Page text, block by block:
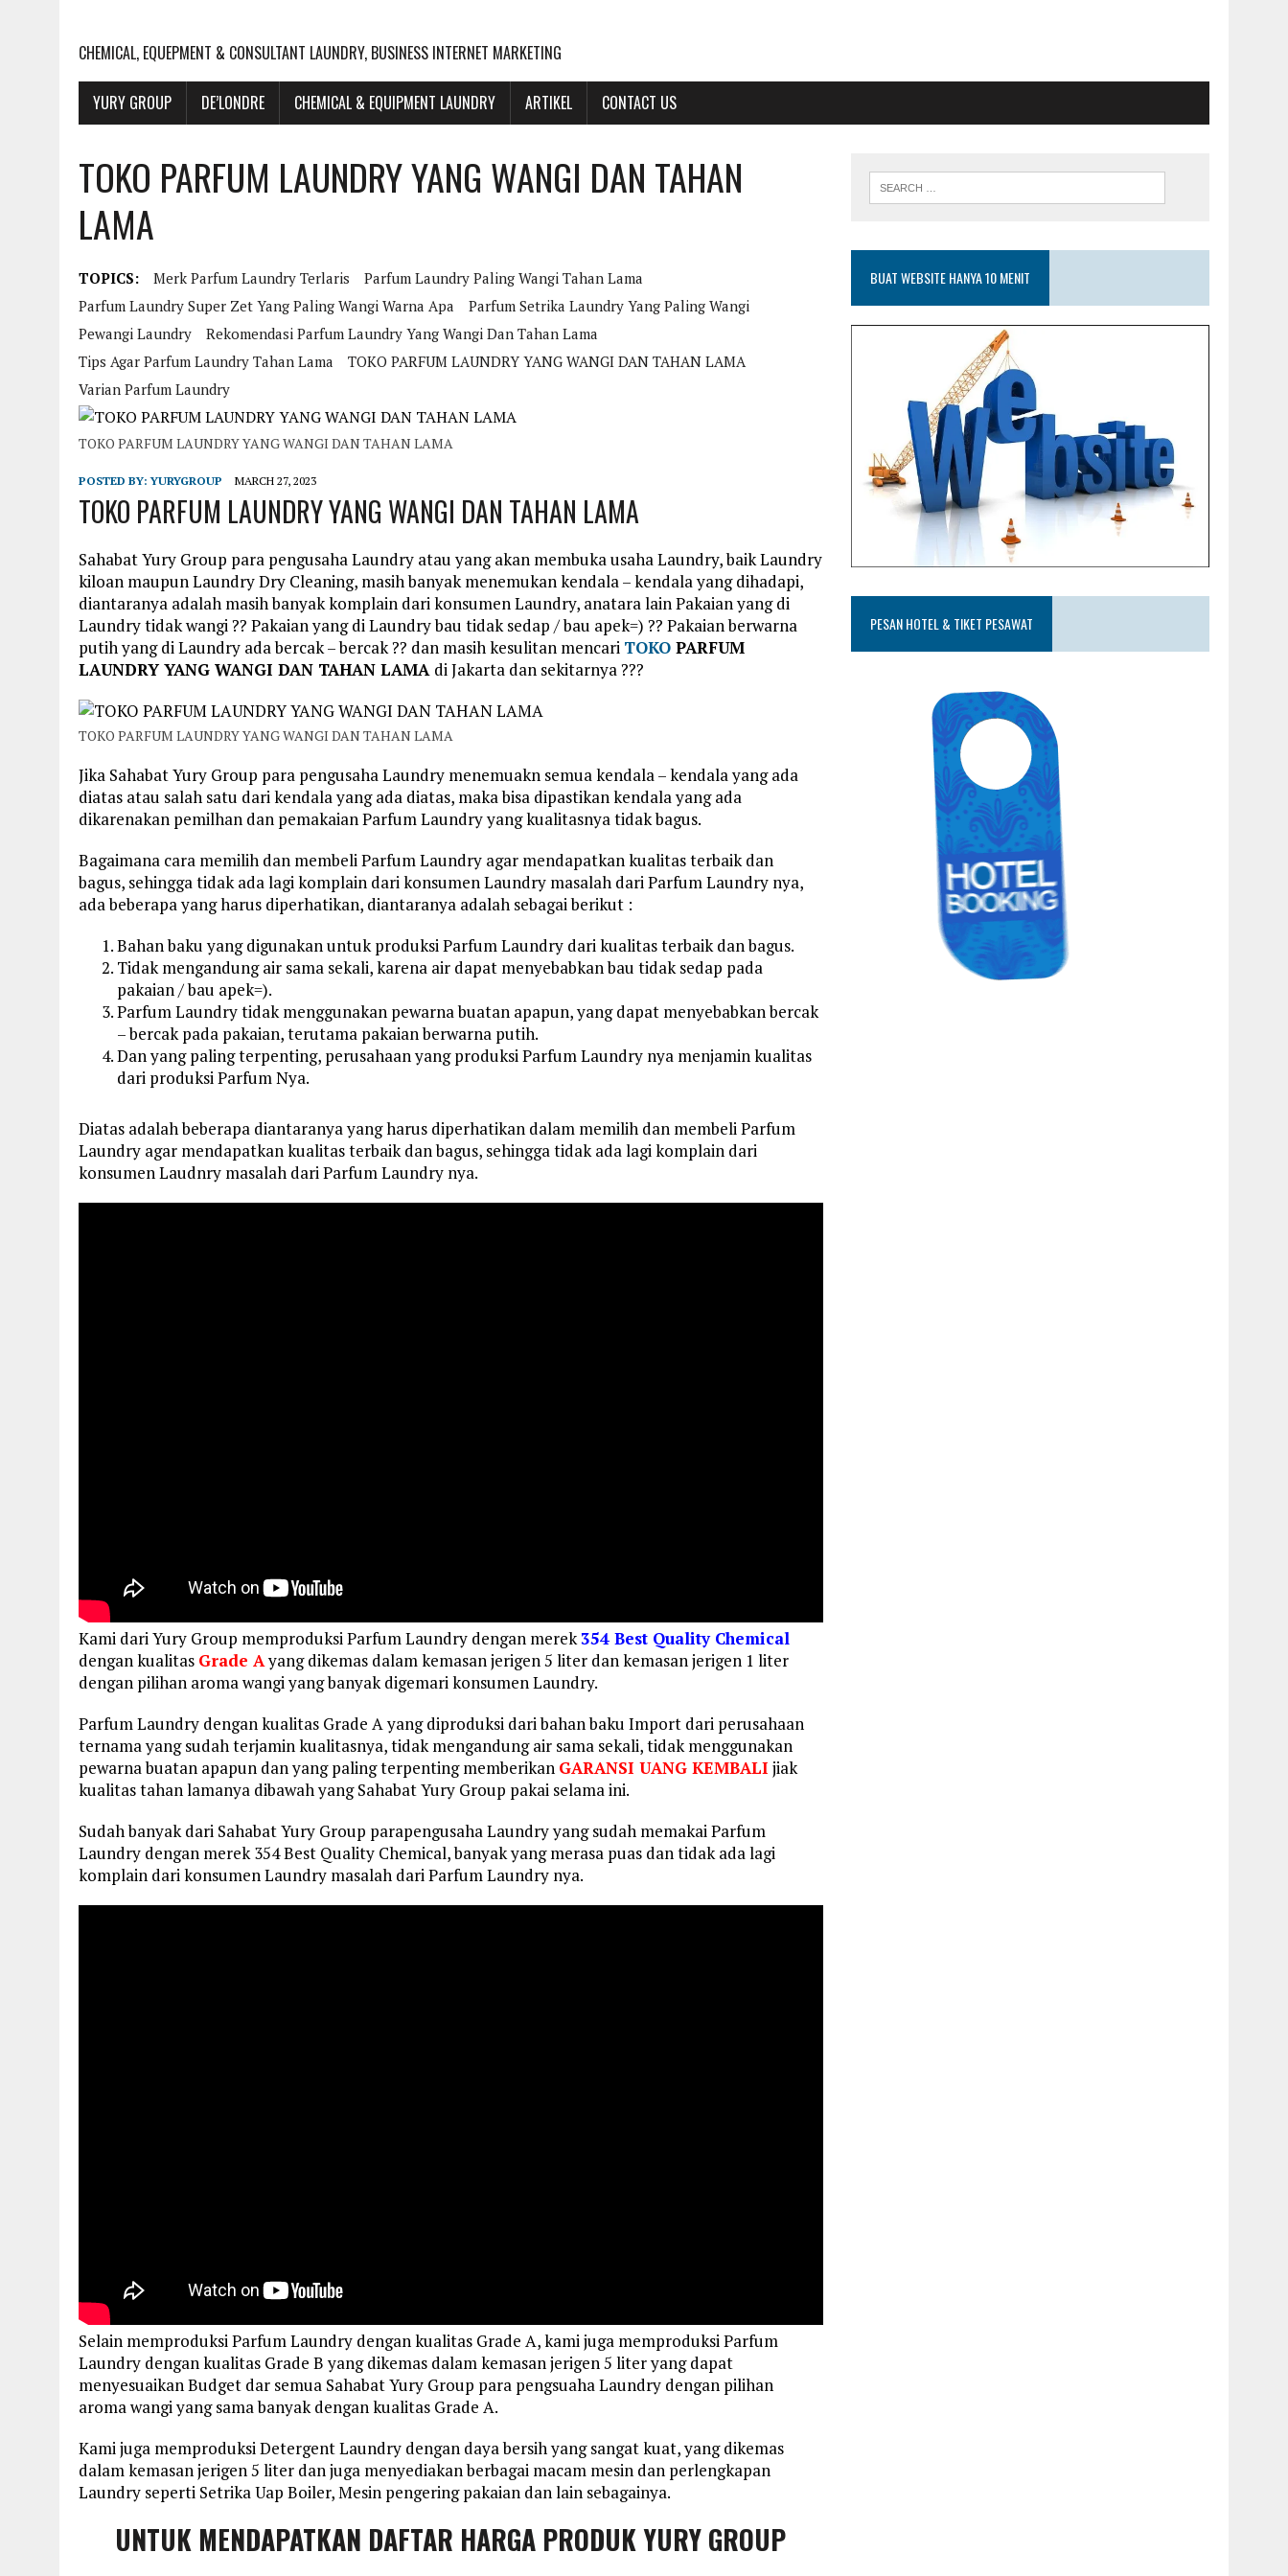
CHEMICAL, EQUEPMENT & CONSULTANT LAUNDRY, BUSINESS INTERNET MARKETING
YURY GROUP DE’LONDRE CHEMICAL & EQUIPMENT LAUNDRY ARTIKEL CONTACT US
TOKO PARFUM LAUNDRY YANG WANGI DAN TAHAN
LAMA
TOPICS: Merk Parfum Laundry Terlaris
Parfum Laundry Paling Wangi Tahan Lama
Parfum Laundry Super Zet Yang Paling Wangi Warna Apa
Parfum Setrika Laundry Yang Paling Wangi
Pewangi Laundry
Rekomendasi Parfum Laundry Yang Wangi Dan Tahan Lama
Tips Agar Parfum Laundry Tahan Lama
TOKO PARFUM LAUNDRY YANG WANGI DAN TAHAN LAMA
Varian Parfum Laundry
TOKO PARFUM LAUNDRY YANG WANGI DAN TAHAN LAMA
POSTED BY:YURYGROUP MARCH 27, 2023
TOKO PARFUM LAUNDRY YANG WANGI DAN TAHAN LAMA
Sahabat Yury Group para pengusaha Laundry atau yang akan membuka usaha Laundry, baik Laundry
kiloan maupun Laundry Dry Cleaning, masih banyak menemukan kendala – kendala yang dihadapi,
diantaranya adalah masih banyak komplain dari konsumen Laundry, anatara lain Pakaian yang di
Laundry tidak wangi ?? Pakaian yang di Laundry bau tidak sedap / bau apek=) ?? Pakaian berwarna
putih yang di Laundry ada bercak – bercak ?? dan masih kesulitan mencari TOKO PARFUM
LAUNDRY YANG WANGI DAN TAHAN LAMA di Jakarta dan sekitarnya ???
TOKO PARFUM LAUNDRY YANG WANGI DAN TAHAN LAMA
Jika Sahabat Yury Group para pengusaha Laundry menemuakn semua kendala – kendala yang ada
diatas atau salah satu dari kendala yang ada diatas, maka bisa dipastikan kendala yang ada
dikarenakan pemilhan dan pemakaian Parfum Laundry yang kualitasnya tidak bagus.
Bagaimana cara memilih dan membeli Parfum Laundry agar mendapatkan kualitas terbaik dan
bagus, sehingga tidak ada lagi komplain dari konsumen Laundry masalah dari Parfum Laundry nya,
ada beberapa yang harus diperhatikan, diantaranya adalah sebagai berikut :
Bahan baku yang digunakan untuk produksi Parfum Laundry dari kualitas terbaik dan bagus.
Tidak mengandung air sama sekali, karena air dapat menyebabkan bau tidak sedap pada
pakaian / bau apek=).
Parfum Laundry tidak menggunakan pewarna buatan apapun, yang dapat menyebabkan bercak
– bercak pada pakaian, terutama pakaian berwarna putih.
Dan yang paling terpenting, perusahaan yang produksi Parfum Laundry nya menjamin kualitas
dari produksi Parfum Nya.
Diatas adalah beberapa diantaranya yang harus diperhatikan dalam memilih dan membeli Parfum
Laundry agar mendapatkan kualitas terbaik dan bagus, sehingga tidak ada lagi komplain dari
konsumen Laudnry masalah dari Parfum Laundry nya.
Kami dari Yury Group memproduksi Parfum Laundry dengan merek354 Best Quality Chemical
dengan kualitas Grade Ayang dikemas dalam kemasan jerigen 5 liter dan kemasan jerigen 1 liter
dengan pilihan aroma wangi yang banyak digemari konsumen Laundry.
Parfum Laundry dengan kualitas Grade A yang diproduksi dari bahan baku Import dari perusahaan
ternama yang sudah terjamin kualitasnya, tidak mengandung air sama sekali, tidak menggunakan
pewarna buatan apapun dan yang paling terpenting memberikan GARANSI UANG KEMBALI jiak
kualitas tahan lamanya dibawah yang Sahabat Yury Group pakai selama ini.
Sudah banyak dari Sahabat Yury Group parapengusaha Laundry yang sudah memakai Parfum
Laundry dengan merek 354 Best Quality Chemical, banyak yang merasa puas dan tidak ada lagi
komplain dari konsumen Laundry masalah dari Parfum Laundry nya.
Selain memproduksi Parfum Laundry dengan kualitas Grade A, kami juga memproduksi Parfum
Laundry dengan kualitas Grade B yang dikemas dalam kemasan jerigen 5 liter yang dapat
menyesuaikan Budget dar semua Sahabat Yury Group para pengsuaha Laundry dengan pilihan
aroma wangi yang sama banyak dengan kualitas Grade A.
Kami juga memproduksi Detergent Laundry dengan daya bersih yang sangat kuat, yang dikemas
dalam kemasan jerigen 5 liter dan juga menyediakan berbagai macam mesin dan perlengkapan
Laundry seperti Setrika Uap Boiler, Mesin pengering pakaian dan lain sebagainya.
UNTUK MENDAPATKAN DAFTAR HARGA PRODUK YURY GROUP
BUAT WEBSITE HANYA 10 MENIT
PESAN HOTEL & TIKET PESAWAT